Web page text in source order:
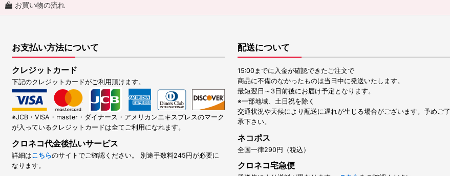
お買い物の流れ
お支払い方法について
クレジットカード
下記のクレジットカードがご利用頂けます。
※JCB・VISA・master・ダイナース・アメリカンエキスプレスのマーク
が入っているクレジットカードは全てご利用になれます。
クロネコ代金後払いサービス
詳細はこちらのサイトでご確認ください。 別途手数料245円が必要に
なります。
配送について
15:00までに入金が確認できたご注文で
商品に不備のなかったものは当日中に発送いたします。
最短翌日～3日前後にお届け予定となります。
※一部地域、土日祝を除く
交通状況や天候により配送に遅れが生じる場合がございます。予めご了
承下さい。
ネコポス
全国一律290円（税込）
クロネコ宅急便